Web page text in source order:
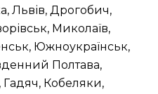
Львів, Дрогобич,
Миколаїв,
Южноукраїнськ,
Полтава,
Кобеляки,